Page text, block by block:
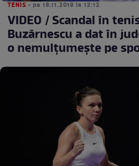
TENIS • pe 18.11.2019 la 12:12
VIDEO / Scandal în
Buzărnescu a dat în
o nemulţumeşte pe